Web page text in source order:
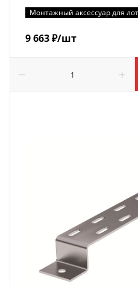
Монтажный аксессуар для
9 663₽/шт